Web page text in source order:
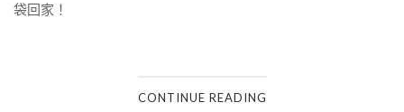
袋回家！
CONTINUE READING